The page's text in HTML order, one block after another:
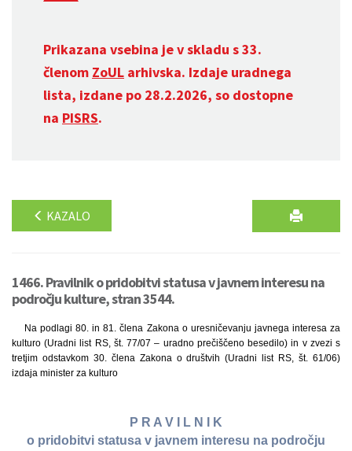
Prikazana vsebina je v skladu s 33.
členom ZoUL arhivska. Izdaje uradnega
lista, izdane po 28.2.2026, so dostopne
na PISRS.
KAZALO
1466. Pravilnik o pridobitvi statusa v javnem interesu na
področju kulture, stran 3544.
Na podlagi 80. in 81. člena Zakona o uresničevanju javnega interesa za
kulturo (Uradni list RS, št. 77/07 – uradno prečiščeno besedilo) in v zvezi s
tretjim odstavkom 30. člena Zakona o društvih (Uradni list RS, št. 61/06)
izdaja minister za kulturo
P R A V I L N I K
o pridobitvi statusa v javnem interesu na področju